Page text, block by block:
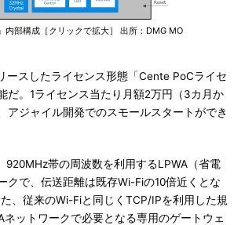
内部構成［クリックで拡大］ 出所：DMG MO
スしたライセンス形態「Cente PoCライセ
だ。1ライセンス当たり月額2万円（3カ月か
アジャイル開発でのスモールスタートができ
帯の周波数を利用するLPWA（省電
クで、伝送距離は既存Wi-Fiの10倍近くとな
、従来のWi-Fiと同じくTCP/IPを利用した規
ネットワークで必要となる専用のゲートウェ